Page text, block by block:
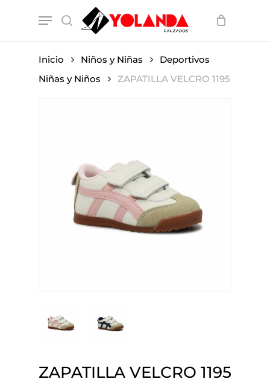
search
Menu
Inicio Niños y Niñas
Deportivos
Niñas y Niños
ZAPATILLA VELCRO 1195
ZAPATILLA VELCRO 1195